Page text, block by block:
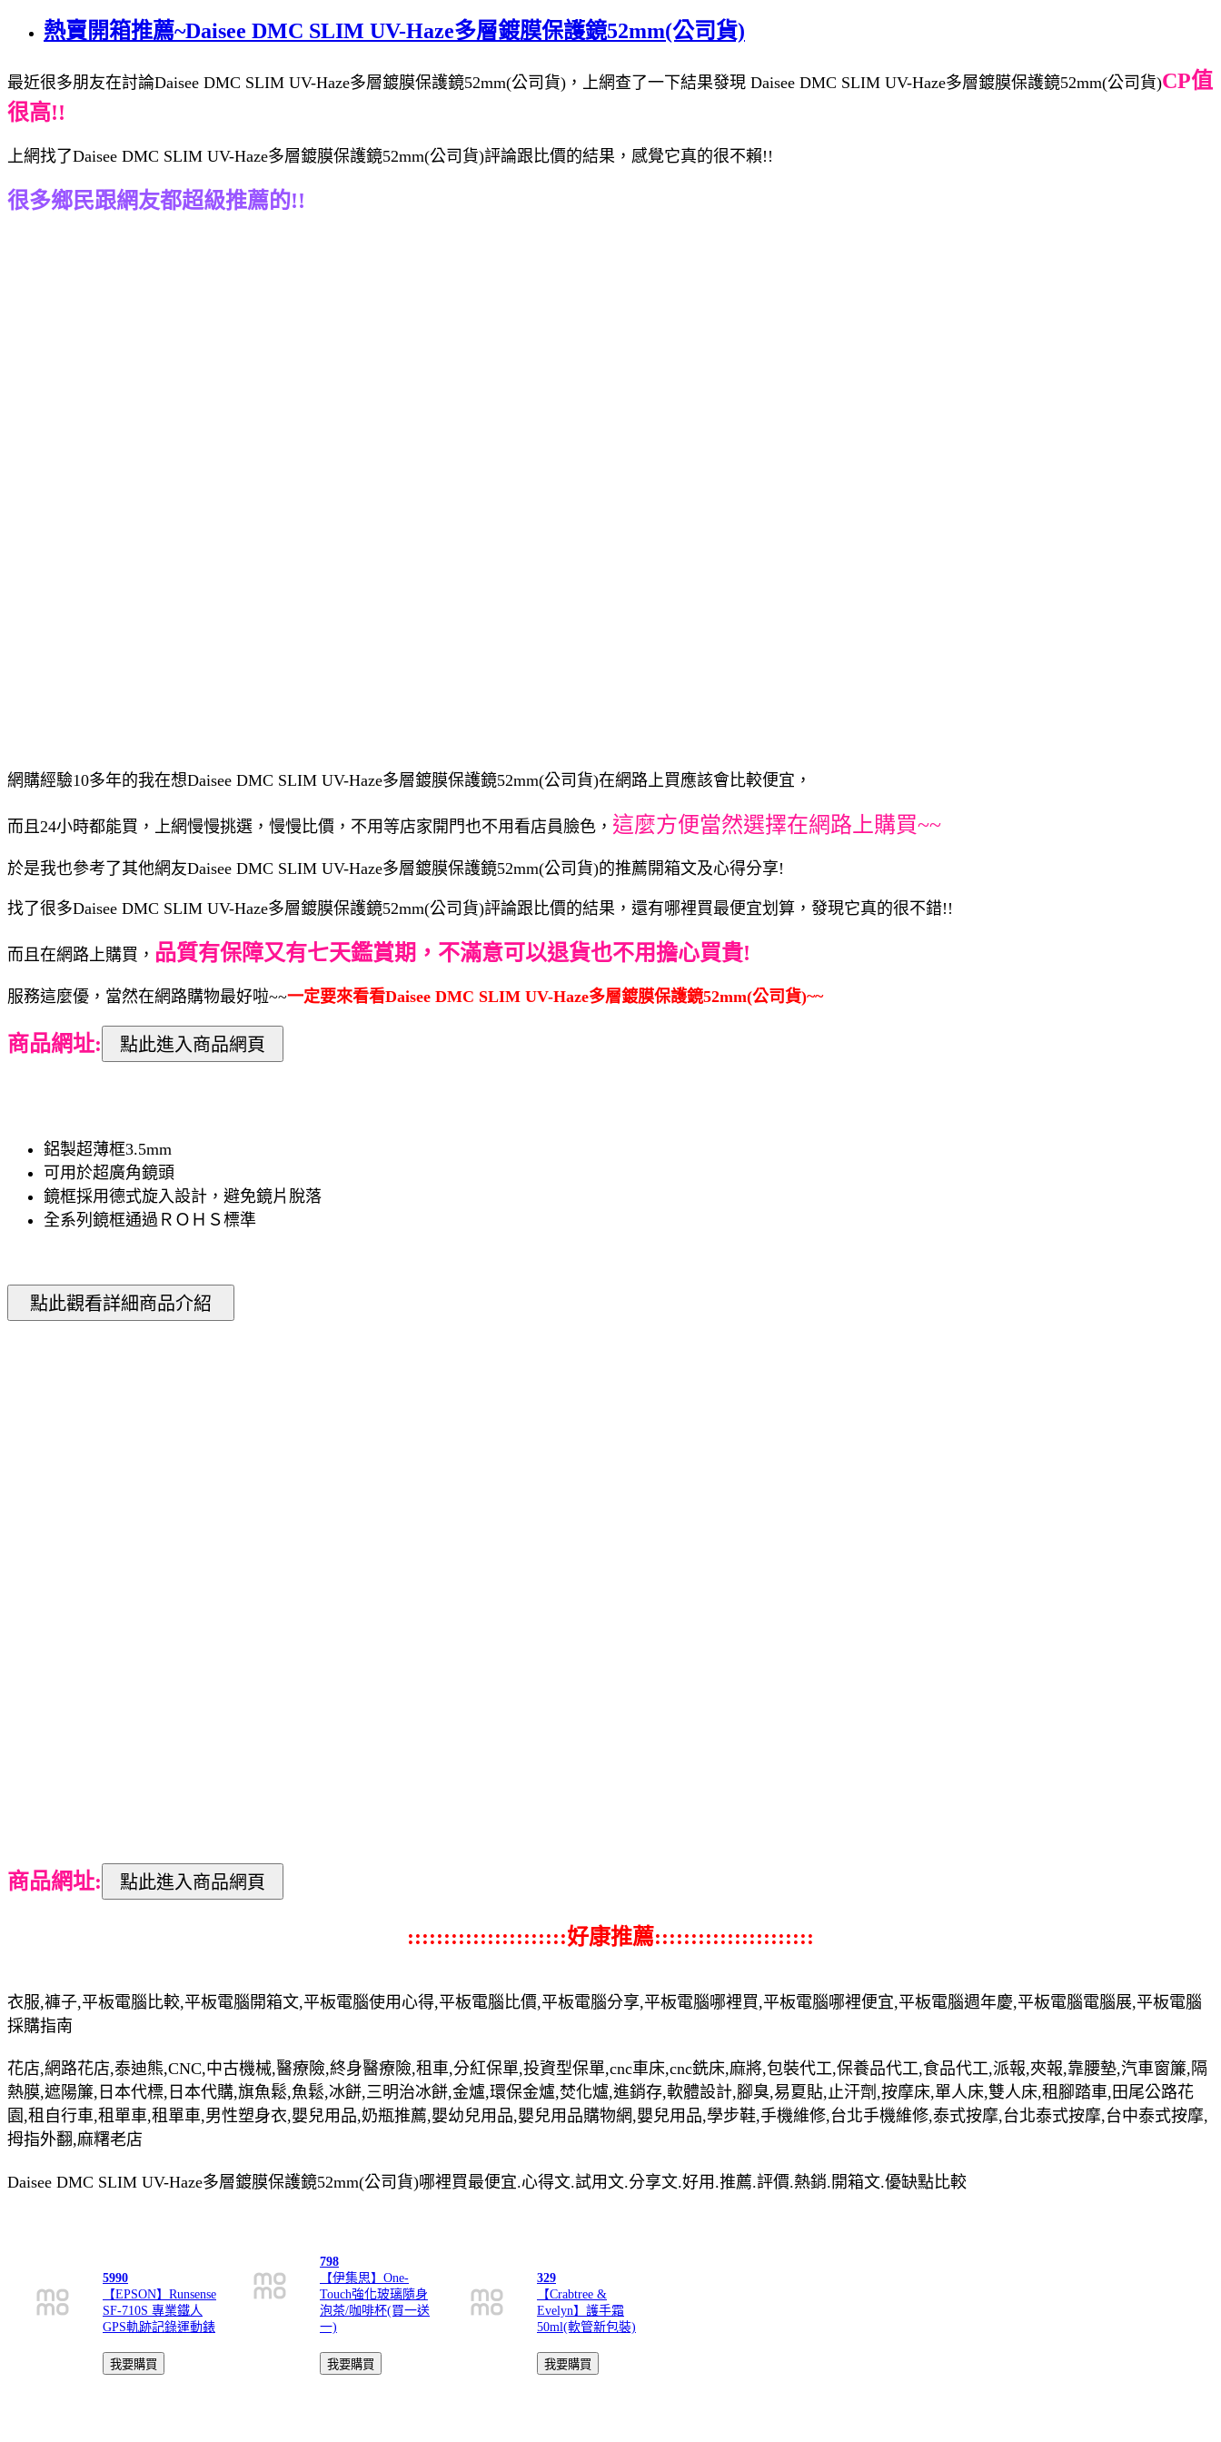
熱賣開箱推薦~Daisee DMC SLIM UV-Haze多層鍍膜保護鏡52mm(公司貨)
最近很多朋友在討論Daisee DMC SLIM UV-Haze多層鍍膜保護鏡52mm(公司貨)，上網查了一下結果發現 Daisee DMC SLIM UV-Haze多層鍍膜保護鏡52mm(公司貨)CP值
很高!!
上網找了Daisee DMC SLIM UV-Haze多層鍍膜保護鏡52mm(公司貨)評論跟比價的結果，感覺它真的很不賴!!
很多鄉民跟網友都超級推薦的!!
網購經驗10多年的我在想Daisee DMC SLIM UV-Haze多層鍍膜保護鏡52mm(公司貨)在網路上買應該會比較便宜，
而且24小時都能買，上網慢慢挑選，慢慢比價，不用等店家開門也不用看店員臉色， 這麼方便當然選擇在網路上購買~~
於是我也參考了其他網友Daisee DMC SLIM UV-Haze多層鍍膜保護鏡52mm(公司貨)的推薦開箱文及心得分享!
找了很多Daisee DMC SLIM UV-Haze多層鍍膜保護鏡52mm(公司貨)評論跟比價的結果，還有哪裡買最便宜划算，發現它真的很不錯!!
而且在網路上購買， 品質有保障又有七天鑑賞期，不滿意可以退貨也不用擔心買貴!
服務這麼優，當然在網路購物最好啦~~一定要來看看Daisee DMC SLIM UV-Haze多層鍍膜保護鏡52mm(公司貨)~~
商品網址:
鋁製超薄框3.5mm
可用於超廣角鏡頭
鏡框採用德式旋入設計，避免鏡片脫落
全系列鏡框通過ＲＯＨＳ標準
商品網址:
::::::::::::::::::::::好康推薦::::::::::::::::::::::
衣服,褲子,平板電腦比較,平板電腦開箱文,平板電腦使用心得,平板電腦比價,平板電腦分享,平板電腦哪裡買,平板電腦哪裡便宜,平板電腦週年慶,平板電腦電腦展,平板電腦
採購指南
花店,網路花店,泰迪熊,CNC,中古機械,醫療險,終身醫療險,租車,分紅保單,投資型保單,cnc車床,cnc銑床,麻將,包裝代工,保養品代工,食品代工,派報,夾報,靠腰墊,汽車窗簾,隔
熱膜,遮陽簾,日本代標,日本代購,旗魚鬆,魚鬆,冰餅,三明治冰餅,金爐,環保金爐,焚化爐,進銷存,軟體設計,腳臭,易夏貼,止汗劑,按摩床,單人床,雙人床,租腳踏車,田尾公路花
園,租自行車,租單車,租單車,男性塑身衣,嬰兒用品,奶瓶推薦,嬰幼兒用品,嬰兒用品購物網,嬰兒用品,學步鞋,手機維修,台北手機維修,泰式按摩,台北泰式按摩,台中泰式按摩,
拇指外翻,麻糬老店
Daisee DMC SLIM UV-Haze多層鍍膜保護鏡52mm(公司貨)哪裡買最便宜.心得文.試用文.分享文.好用.推薦.評價.熱銷.開箱文.優缺點比較
5990
【EPSON】Runsense
SF-710S 專業鐵人
GPS軌跡記錄運動錶
798
【伊集思】One-
Touch強化玻璃隨身
泡茶/咖啡杯(買一送
一)
329
【Crabtree &
Evelyn】護手霜
50ml(軟管新包裝)